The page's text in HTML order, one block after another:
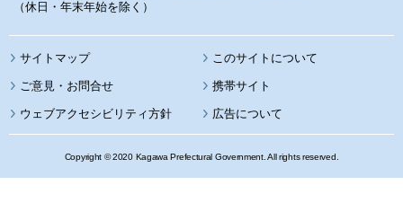
（休日・年末年始を除く）
サイトマップ このサイトについて
携帯サイト
ウェブアクセシビリティ方針 広告について
Copyright © 2020 Kagawa Prefectural Government. All rights reserved.